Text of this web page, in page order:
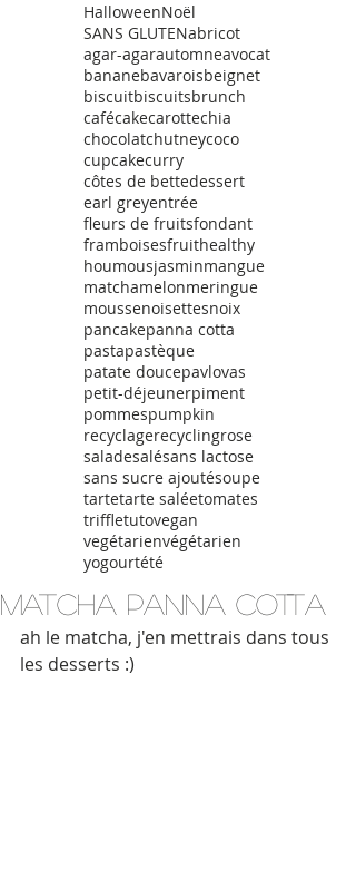
HalloweenNoël
SANS GLUTENabricot
agar-agarautomneavocat
bananebavaroisbeignet
biscuitbiscuitsbrunch
cafécakecarottechia
chocolatchutneycoco
cupcakecurry
côtes de bettedessert
earl greyentrée
fleurs de fruitsfondant
framboisesfruithealthy
houmousjasminmangue
matchamelonmeringue
moussenoisettesnoix
pancakepanna cotta
pastapastèque
patate doucepavlovas
petit-déjeunerpiment
pommespumpkin
recyclagerecyclingrose
saladesalésans lactose
sans sucre ajoutésoupe
tartetarte saléetomates
triffletutovegan
vegétarienvégétarien
yogourtété
Matcha Panna cotta
ah le matcha, j'en mettrais dans tous
les desserts :)